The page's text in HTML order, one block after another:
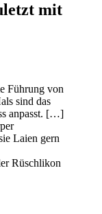
mit
Führung von
sind das
anpasst. […]
Laien gern
Rüschlikon